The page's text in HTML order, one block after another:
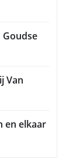
Van
en elkaar